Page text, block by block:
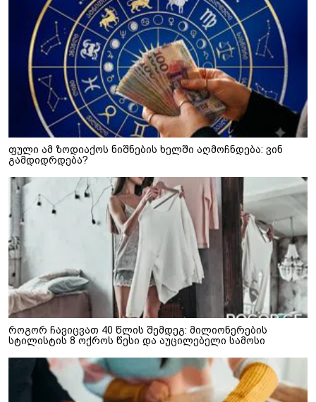
ფული ამ ზოდიაქოს ნიშნების ხელში აღმოჩნდება: ვინ
გამდიდრდება?
როგორ ჩავიცვათ 40 წლის შემდეგ: მილიონერების
სტილისტის 8 ოქროს წესი და აუცილებელი სამოსი